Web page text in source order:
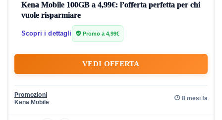
Kena Mobile 100GB a 4,99€: l’offerta perfetta per chi
vuole risparmiare
Scopri i dettagli Promo a 4,99€
VEDI OFFERTA
Promozioni
Kena Mobile
8 mesi fa